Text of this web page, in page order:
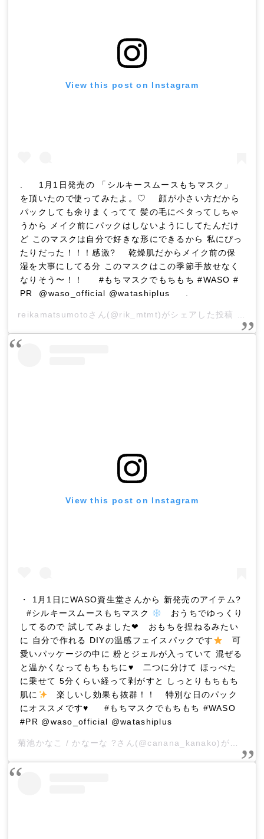
View this post on Instagram
. 1月1日発売の 「シルキースムースもちマスク」
を頂いたので使ってみたよ。♡ 顔が小さい方だから
パックしても余りまくってて 髪の毛にベタってしちゃ
うから メイク前にパックはしないようにしてたんだけ
ど このマスクは自分で好きな形にできるから 私にぴっ
たりだった！！！感激? 乾燥肌だからメイク前の保
湿を大事にしてる分 このマスクはこの季節手放せなく
なりそう〜！！ #もちマスクでもちもち #WASO #
PR @waso_official @watashiplus .
reikamatsumoto さん(@rik_mtmt)がシェアした投稿 –
View this post on Instagram
・ 1月1日にWASO資生堂さんから 新発売のアイテム?
#シルキースムースもちマスク
おうちでゆっくり
してるので 試してみました❤︎ おもちを捏ねるみたい
に 自分で作れる DIYの温感フェイスパックです
可
愛いパッケージの中に 粉とジェルが入っていて 混ぜる
と温かくなってもちもちに♥ 二つに分けて ほっぺた
に乗せて 5分くらい経って剥がすと しっとりもちもち
肌に
楽しいし効果も抜群！！ 特別な日のパック
にオススメです♥ #もちマスクでもちもち #WASO
#PR @waso_official @watashiplus
菊池かなこ / かなーな ? さん(@canana_kanako)がシェアした投稿 –